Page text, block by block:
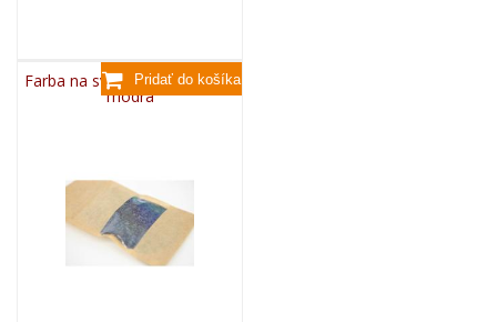
Farba na sviečky, 25g - svetlo
modrá